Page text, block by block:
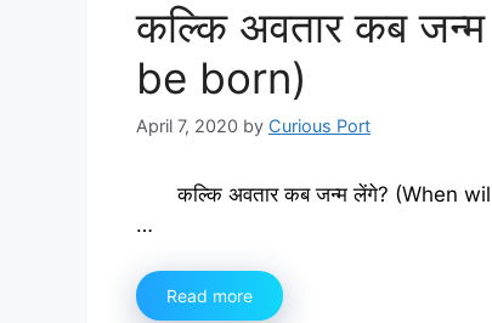
कल्कि अवतार कब
be born)
April 7, 2020 by Curious Port
कल्कि अवतार कब जन्म लेंगे? (When will
…
Read more